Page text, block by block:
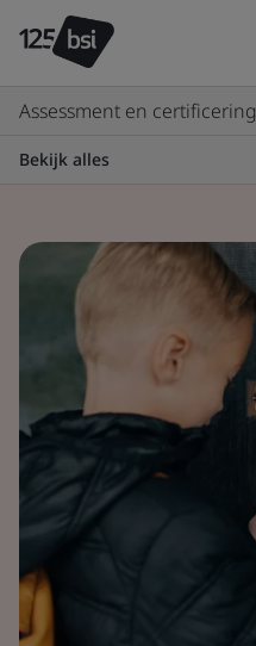
Assessment en certificering
Bekijk alles